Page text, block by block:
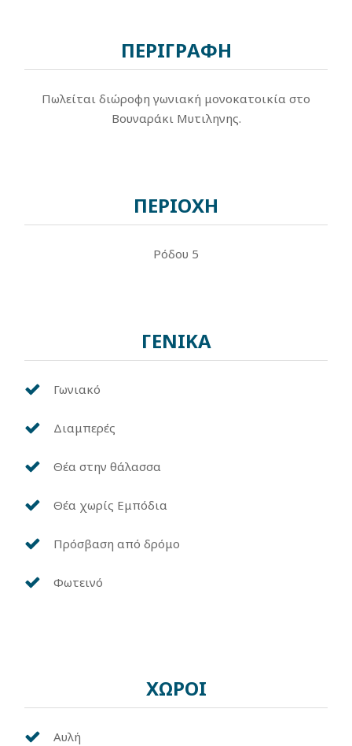
ΠΕΡΙΓΡΑΦΗ
Πωλείται διώροφη γωνιακή μονοκατοικία στο
Βουναράκι Μυτιληνης.
ΠΕΡΙΟΧΗ
Ρόδου 5
ΓΕΝΙΚΑ
Γωνιακό
Διαμπερές
Θέα στην θάλασσα
Θέα χωρίς Εμπόδια
Πρόσβαση από δρόμο
Φωτεινό
ΧΩΡΟΙ
Αυλή